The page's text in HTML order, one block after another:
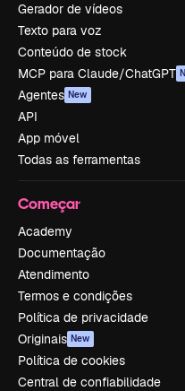
Gerador de vídeos
Texto para voz
Conteúdo de stock
MCP para Claude/ChatGPT
Agentes New
API
App móvel
Todas as ferramentas
Começar
Academy
Documentação
Atendimento
Termos e condições
Política de privacidade
Originais New
Política de cookies
Central de confiabilidade